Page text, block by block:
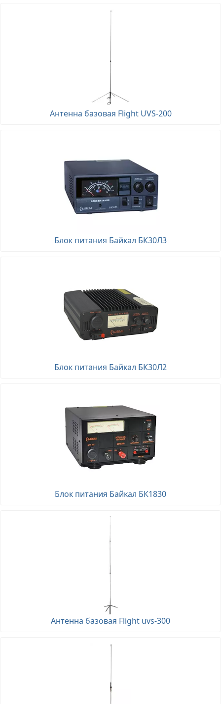
Антенна базовая Flight UVS-200
Блок питания Байкал БК30Л3
Блок питания Байкал БК30Л2
Блок питания Байкал БК1830
Антенна базовая Flight uvs-300